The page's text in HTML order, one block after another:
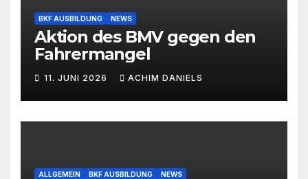
BKF AUSBILDUNG NEWS
Aktion des BMV gegen den
Fahrermangel
11. JUNI 2026 ACHIM DANIELS
ALLGEMEIN BKF AUSBILDUNG NEWS